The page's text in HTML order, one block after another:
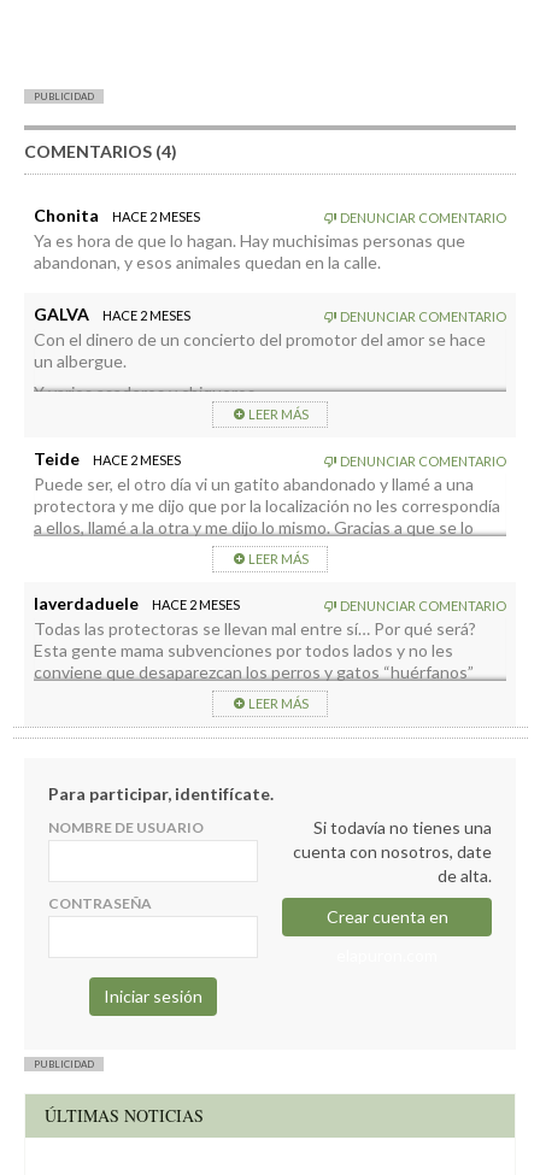
PUBLICIDAD
COMENTARIOS (4)
Chonita HACE 2 MESES DENUNCIAR COMENTARIO
Ya es hora de que lo hagan. Hay muchisimas personas que
abandonan, y esos animales quedan en la calle.
GALVA HACE 2 MESES DENUNCIAR COMENTARIO
Con el dinero de un concierto del promotor del amor se hace
un albergue.
Y varios asaderos y chiqueros.
Con el del Festival del asesor del AMOR se mantiene 15 años.
Y con el de los viajorros de la Megahiperconsejera sodepalera,
10 siglos, minimo.
LEER MÁS
Teide HACE 2 MESES DENUNCIAR COMENTARIO
Puede ser, el otro día vi un gatito abandonado y llamé a una
protectora y me dijo que por la localización no les correspondía
a ellos, llamé a la otra y me dijo lo mismo. Gracias a que se lo
pude colar a una prima porque sino lo dejo donde mismo con
LEER MÁS
laverdaduele HACE 2 MESES DENUNCIAR COMENTARIO
Todas las protectoras se llevan mal entre sí… Por qué será?
Esta gente mama subvenciones por todos lados y no les
conviene que desaparezcan los perros y gatos “huérfanos”
LEER MÁS
Para participar, identifícate.
NOMBRE DE USUARIO
CONTRASEÑA
Si todavía no tienes una
cuenta con nosotros, date
de alta.
Crear cuenta en
PUBLICIDAD
ÚLTIMAS NOTICIAS